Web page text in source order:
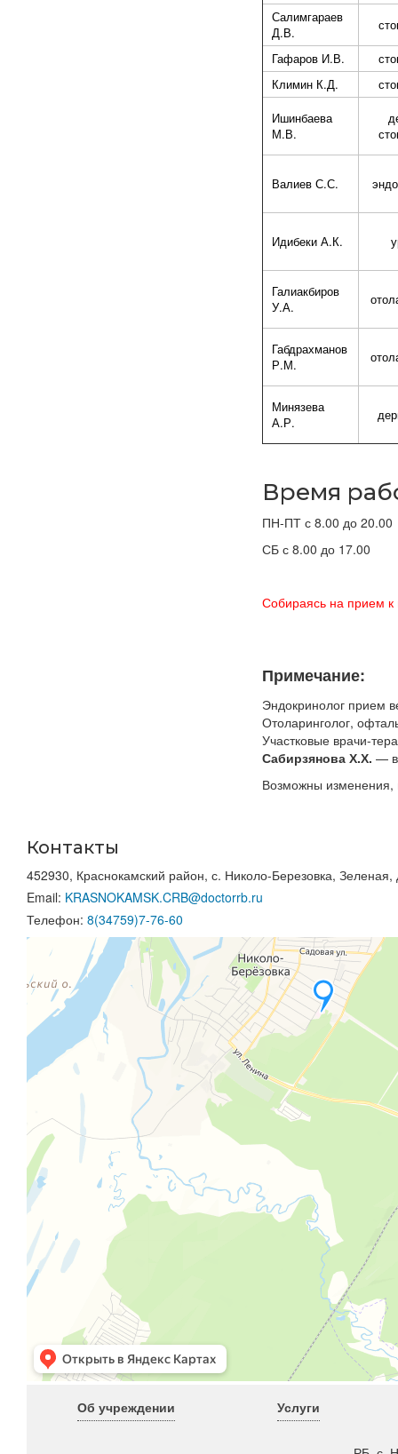
Салимгараев
Д.В.
Гафаров И.В.
Климин К.Д.
Ишинбаева
М.В.
Валиев С.С.
Идибеки А.К.
Галиакбиров
У.А.
Габдрахманов
Р.М.
Минязева
А.Р.
Время
ПН-ПТ с 8.00 до 20.00
СБ с 8.00 до 17.00
Собираясь на прием
Примечание:
Эндокринолог прием
Отоларинголог,
Участковые врачи-
Сабирзянова Х.Х. —
Возможны изменения,
Контакты
452930, Краснокамский район, с. Николо-Березовка, Зеленая,
Email: KRASNOKAMSK.CRB@doctorrb.ru
Телефон: 8(34759)7-76-60
Об учреждении Услуги